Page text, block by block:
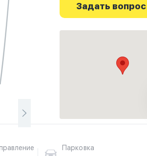
clean masjid. There is
taking the Albufeira
Задать
Парковка